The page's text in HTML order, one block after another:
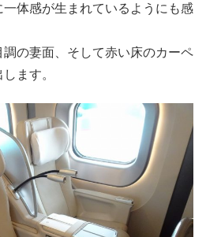
体感が生まれているようにも感
の妻面、そして赤い床のカーペ
ます。